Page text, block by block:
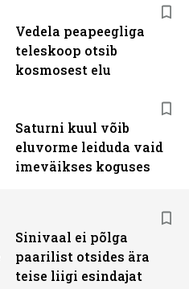
Vedela peapeegliga
teleskoop otsib
kosmosest elu
Saturni kuul võib
eluvorme leiduda vaid
imeväikses koguses
Sinivaal ei põlga
paarilist otsides ära
teise liigi esindajat